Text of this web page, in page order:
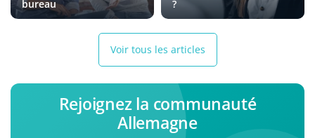
bureau
?
Voir tous les articles
Rejoignez la communauté
Allemagne